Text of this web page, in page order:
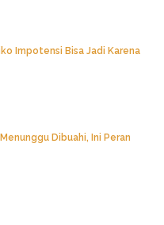
Impotensi Bisa Jadi Karena
Dibuahi, Ini Peran